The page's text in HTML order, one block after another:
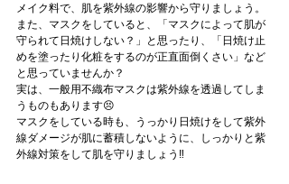
メイク料で、肌を紫外線の影響から守りましょう。
また、マスクをしていると、「マスクによって肌が
守られて日焼けしない？」と思ったり、「日焼け止
めを塗ったり化粧をするのが正直面倒くさい」など
と思っていませんか？
実は、一般用不織布マスクは紫外線を透過してしま
うものもあります😣
マスクをしている時も、うっかり日焼けをして紫外
線ダメージが肌に蓄積しないように、しっかりと紫
外線対策をして肌を守りましょう‼️